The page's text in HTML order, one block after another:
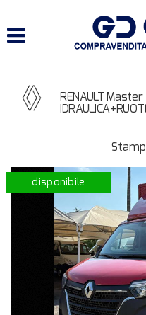
SERVIZI
RENAULT Master
disponibile